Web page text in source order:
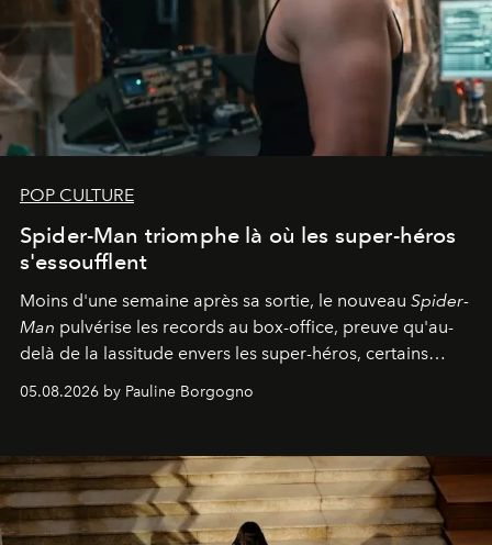
POP CULTURE
Spider-Man triomphe là où les super-héros
s'essoufflent
Moins d'une semaine après sa sortie, le nouveau Spider-
Man pulvérise les records au box-office, preuve qu'au-
delà de la lassitude envers les super-héros, certains
personnages continuent de susciter une ferveur intacte.
05.08.2026 by Pauline Borgogno